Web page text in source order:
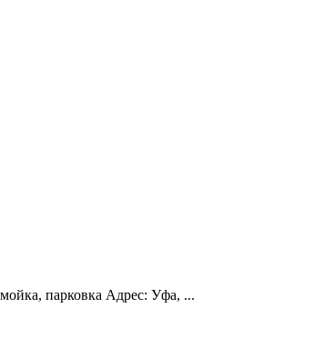
парковка Адрес: Уфа, ...